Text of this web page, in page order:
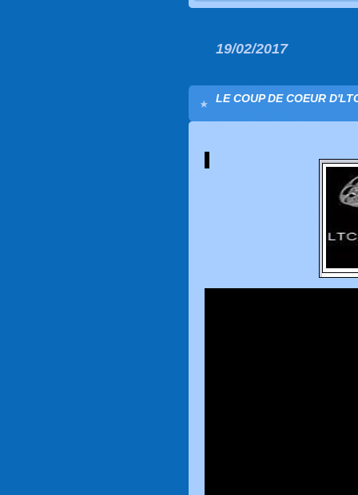
19/02/2017
LE COUP DE COEUR